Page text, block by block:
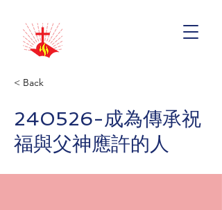
< Back
240526-成為傳承祝
福與父神應許的人